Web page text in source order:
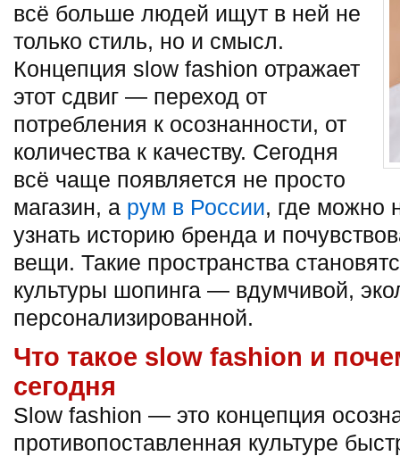
всё больше людей ищут в ней не
только стиль, но и смысл.
Концепция slow fashion отражает
этот сдвиг — переход от
потребления к осознанности, от
количества к качеству. Сегодня
всё чаще появляется не просто
магазин, а рум в России, где можно
узнать историю бренда и
вещи. Такие пространства
культуры шопинга — вдумчивой,
персонализированной.
Что такое slow fashion и
сегодня
Slow fashion — это концепция
противопоставленная культуре